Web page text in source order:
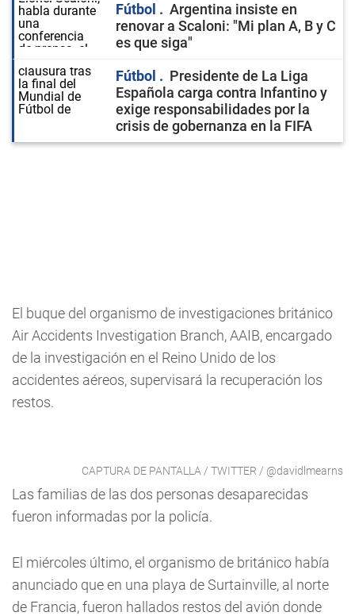
Fútbol
Argentina insiste en
renovar a Scaloni: "Mi plan A, B y C
es que siga"
Fútbol
Presidente de La Liga
Española carga contra Infantino y
exige responsabilidades por la
crisis de gobernanza en la FIFA
El buque del organismo de investigaciones británico
Air Accidents Investigation Branch, AAIB, encargado
de la investigación en el Reino Unido de los
accidentes aéreos, supervisará la recuperación los
restos.
CAPTURA DE PANTALLA / TWITTER / @davidlmearns
Las familias de las dos personas desaparecidas
fueron informadas por la policía.
El miércoles último, el organismo de británico había
anunciado que en una playa de Surtainville, al norte
de Francia, fueron hallados restos del avión donde